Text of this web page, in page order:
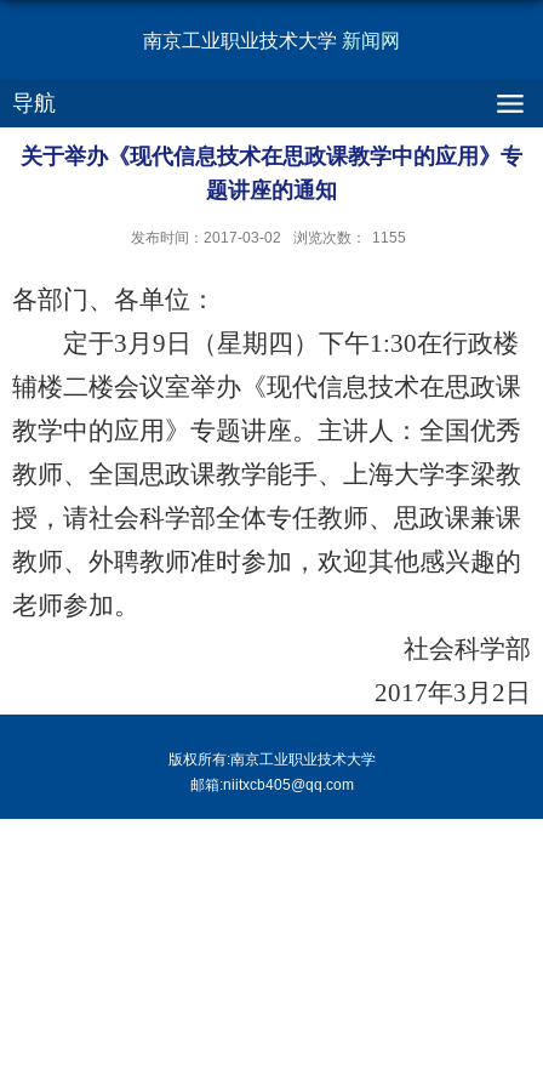
南京工业职业技术大学 新闻网
导航
关于举办《现代信息技术在思政课教学中的应用》专
题讲座的通知
发布时间：2017-03-02 浏览次数： 1155
各部门、各单位：
定于3月9日（星期四）下午1:30在行政楼
辅楼二楼会议室举办《现代信息技术在思政课
教学中的应用》专题讲座。主讲人：全国优秀
教师、全国思政课教学能手、上海大学李梁教
授，请社会科学部全体专任教师、思政课兼课
教师、外聘教师准时参加，欢迎其他感兴趣的
老师参加。
社会科学部
2017年3月2日
版权所有:南京工业职业技术大学
邮箱:niitxcb405@qq.com